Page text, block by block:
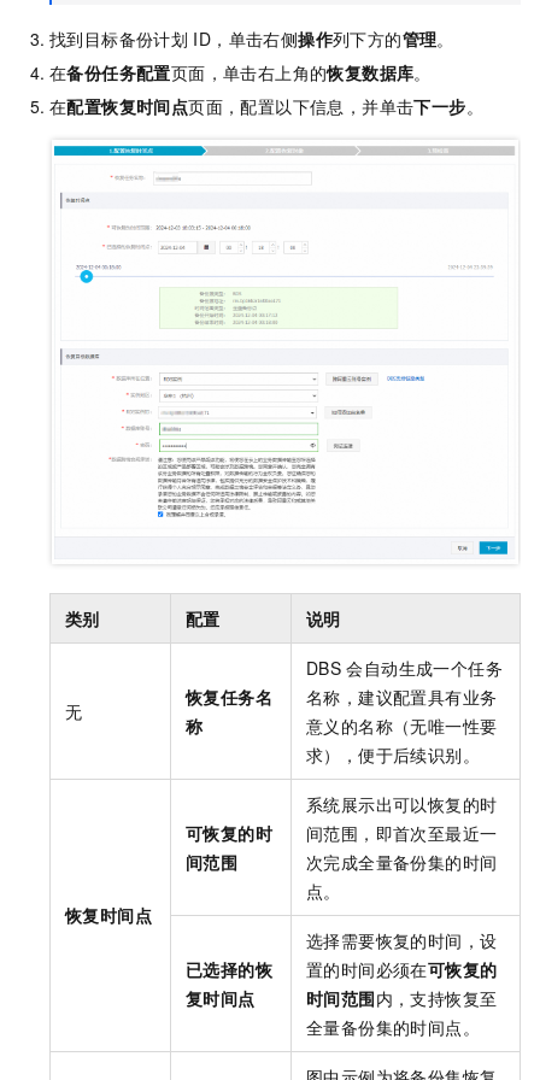
找到目标备份计划 ID，单击右侧操作列下方的管理。
在备份任务配置页面，单击右上角的恢复数据库。
在配置恢复时间点页面，配置以下信息，并单击下一步。
类别 配置 说明
无
恢复任务名
称
DBS 会自动生成一个任务
名称，建议配置具有业务
意义的名称（无唯一性要
求），便于后续识别。
恢复时间点
可恢复的时
间范围
系统展示出可以恢复的时
间范围，即首次至最近一
次完成全量备份集的时间
点。
已选择的恢
复时间点
选择需要恢复的时间，设
置的时间必须在可恢复的
时间范围内，支持恢复至
全量备份集的时间点。